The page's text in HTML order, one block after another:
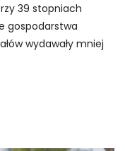
39 stopniach
gospodarstwa
wydawały mniej